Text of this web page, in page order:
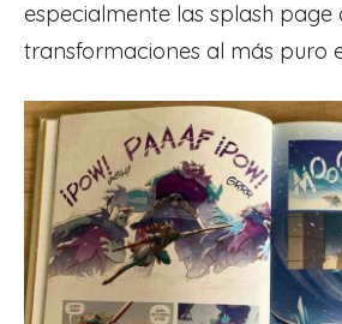
especialmente las splash page
transformaciones al más puro